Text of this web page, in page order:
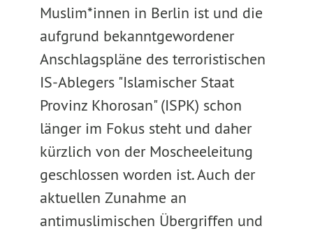
Muslim*innen in Berlin ist und die
aufgrund bekanntgewordener
Anschlagspläne des terroristischen
IS-Ablegers "Islamischer Staat
Provinz Khorosan" (ISPK) schon
länger im Fokus steht und daher
kürzlich von der Moscheeleitung
geschlossen worden ist. Auch der
aktuellen Zunahme an
antimuslimischen Übergriffen und